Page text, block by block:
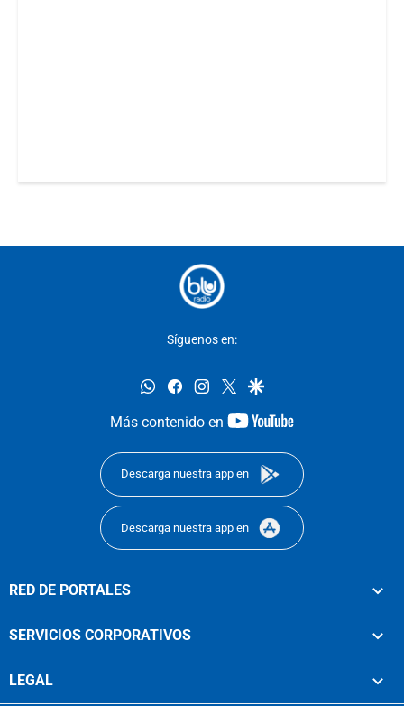
Síguenos en:
whatsappfacebookinstagram
twittergoogle
Más contenido en
youtube-
Descarga nuestra app en
Descarga nuestra app en
RED DE PORTALES
SERVICIOS CORPORATIVOS
LEGAL